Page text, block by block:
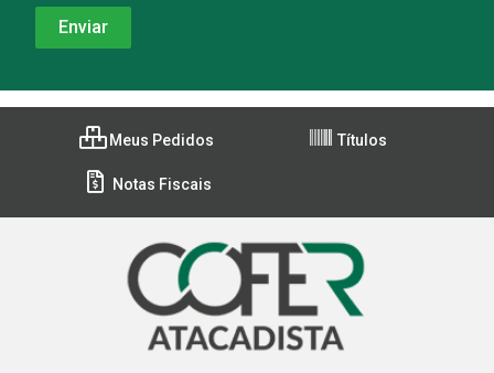
Meus Pedidos Títulos
Notas Fiscais